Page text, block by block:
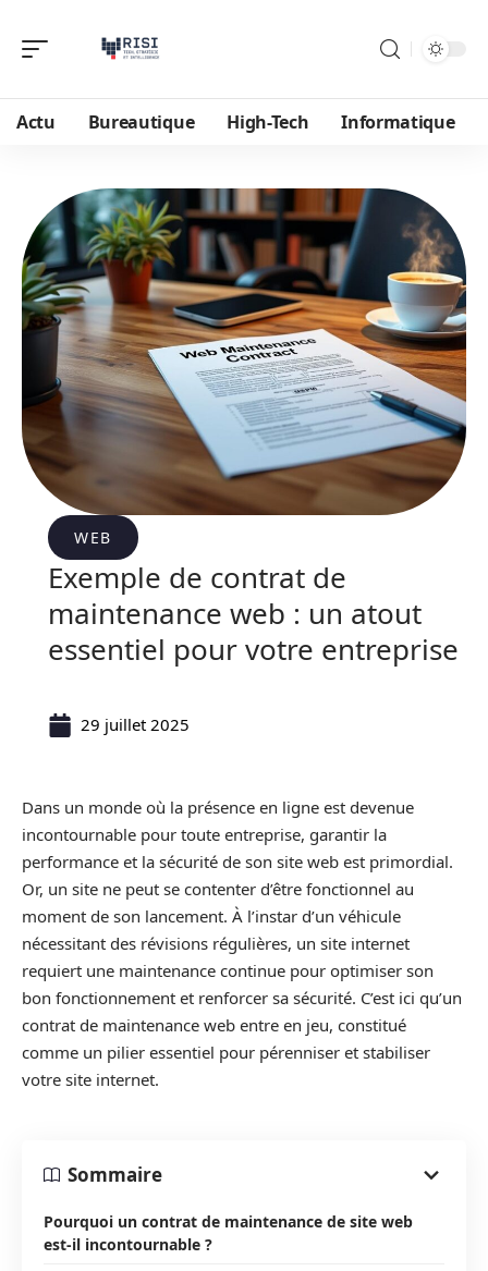
Actu Bureautique High-Tech Informatique
WEB
Exemple de contrat de
maintenance web : un atout
essentiel pour votre entreprise
29 juillet 2025
Dans un monde où la présence en ligne est devenue
incontournable pour toute entreprise, garantir la
performance et la sécurité de son site web est primordial.
Or, un site ne peut se contenter d’être fonctionnel au
moment de son lancement. À l’instar d’un véhicule
nécessitant des révisions régulières, un site internet
requiert une maintenance continue pour optimiser son
bon fonctionnement et renforcer sa sécurité. C’est ici qu’un
contrat de maintenance web entre en jeu, constitué
comme un pilier essentiel pour pérenniser et stabiliser
votre site internet.
Sommaire
Pourquoi un contrat de maintenance de site web
est-il incontournable ?